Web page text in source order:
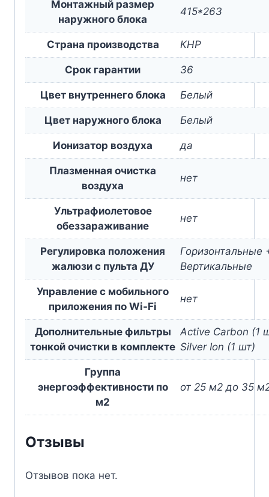
Монтажный размер
наружного блока
415*263
Страна производства КНР
Срок гарантии 36
Цвет внутреннего блока Белый
Цвет наружного блока Белый
Ионизатор воздуха да
Плазменная очистка
воздуха
нет
Ультрафиолетовое
обеззараживание
нет
Регулировка положения
жалюзи с пульта ДУ
Горизонтальные
Вертикальные
Управление c мобильного
приложения по Wi-Fi
нет
Дополнительные фильтры
тонкой очистки в комплекте
Active Carbon (1
Silver Ion (1 шт)
Группа
энергоэффективности по
м2
от 25 м2 до 35
Отзывы
Отзывов пока нет.